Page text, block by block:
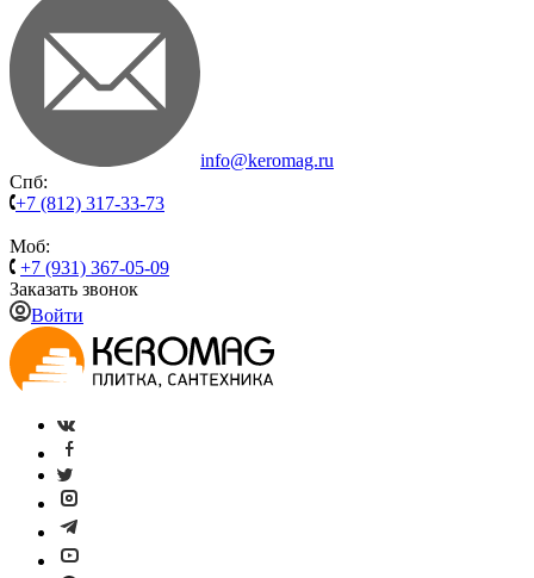
info@keromag.ru
Спб:
+7 (812) 317-33-73
Моб:
+7 (931) 367-05-09
Заказать звонок
Войти